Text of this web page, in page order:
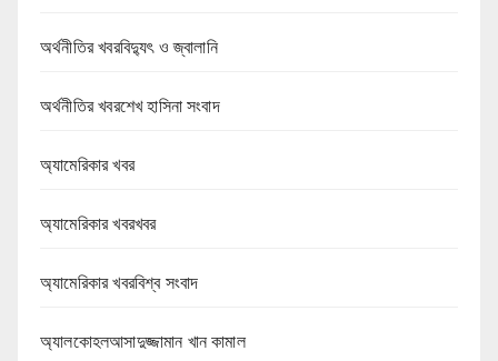
অর্থনীতির খবরবিদ্যুৎ ও জ্বালানি
অর্থনীতির খবরশেখ হাসিনা সংবাদ
অ্যামেরিকার খবর
অ্যামেরিকার খবরখবর
অ্যামেরিকার খবরবিশ্ব সংবাদ
অ্যালকোহলআসাদুজ্জামান খান কামাল